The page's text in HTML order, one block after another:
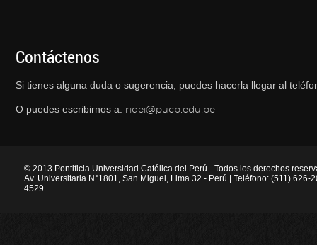
Contáctenos
Si tienes alguna duda o sugerencia, puedes hacerla llegar al
O puedes escribirnos a: ridei@pucp.edu.pe
© 2013 Pontificia Universidad Católica del Perú - Todos los derechos
Av. Universitaria N°1801, San Miguel, Lima 32 - Perú | Teléfono: (511) 626-
4529